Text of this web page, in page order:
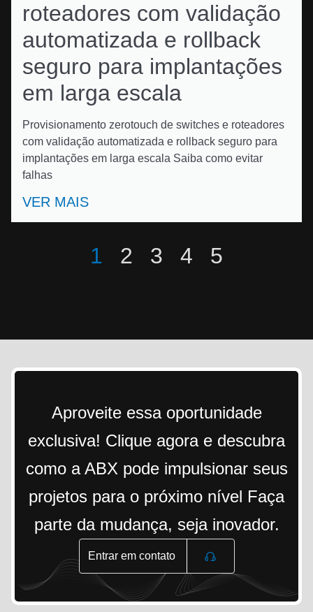
roteadores com validação
automatizada e rollback
seguro para implantações
em larga escala
Provisionamento zerotouch de switches e roteadores
com validação automatizada e rollback seguro para
implantações em larga escala Saiba como evitar
falhas
VER MAIS
1 2 3 4 5
Aproveite essa oportunidade
exclusiva! Clique agora e descubra
como a ABX pode impulsionar seus
projetos para o próximo nível Faça
parte da mudança, seja inovador.
Entrar em contato